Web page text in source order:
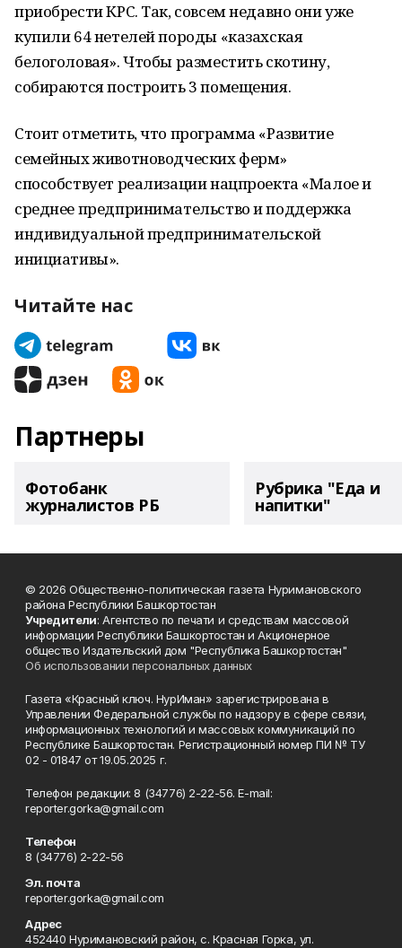
приобрести КРС. Так, совсем недавно они уже
купили 64 нетелей породы «казахская
белоголовая». Чтобы разместить скотину,
собираются построить 3 помещения.
Стоит отметить, что программа «Развитие
семейных животноводческих ферм»
способствует реализации нацпроекта «Малое и
среднее предпринимательство и поддержка
индивидуальной предпринимательской
инициативы».
Читайте нас
Партнеры
Фотобанк
журналистов РБ
Рубрика "Еда и
напитки"
© 2026 Общественно-политическая газета Нуримановского
района Республики Башкортостан
Учредители: Агентство по печати и средствам массовой
информации Республики Башкортостан и Акционерное
общество Издательский дом "Республика Башкортостан"
Об использовании персональных данных
Газета «Красный ключ. НурИман» зарегистрирована в
Управлении Федеральной службы по надзору в сфере связи,
информационных технологий и массовых коммуникаций по
Республике Башкортостан. Регистрационный номер ПИ № ТУ
02 - 01847 от 19.05.2025 г.
Телефон редакции: 8 (34776) 2-22-56. E-mail:
reporter.gorka@gmail.com
Телефон
8 (34776) 2-22-56
Эл. почта
reporter.gorka@gmail.com
Адрес
452440 Нуримановский район, с. Красная Горка, ул.